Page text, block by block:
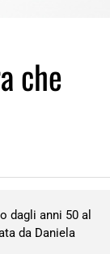
che
dagli anni 50 al
da Daniela